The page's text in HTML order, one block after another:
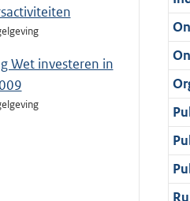
Wet investeren in